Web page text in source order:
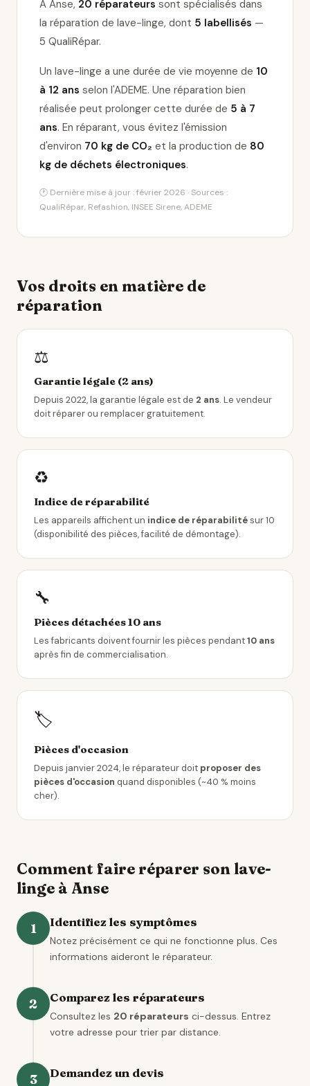
À Anse, 20 réparateurs sont spécialisés dans
la réparation de lave-linge, dont 5 labellisés —
5 QualiRépar.
Un lave-linge a une durée de vie moyenne de 10
à 12 ans selon l'ADEME. Une réparation bien
réalisée peut prolonger cette durée de 5 à 7
ans. En réparant, vous évitez l'émission
d'environ 70 kg de CO₂ et la production de 80
kg de déchets électroniques.
🕐 Dernière mise à jour : février 2026 · Sources :
QualiRépar, Refashion, INSEE Sirene, ADEME
Vos droits en matière de
réparation
⚖️
Garantie légale (2 ans)
Depuis 2022, la garantie légale est de 2 ans. Le vendeur
doit réparer ou remplacer gratuitement.
♻️
Indice de réparabilité
Les appareils affichent un indice de réparabilitésur 10
(disponibilité des pièces, facilité de démontage).
🔧
Pièces détachées 10 ans
Les fabricants doivent fournir les pièces pendant10 ans
après fin de commercialisation.
🏷️
Pièces d'occasion
Depuis janvier 2024, le réparateur doit proposer des
pièces d'occasion quand disponibles (~40 % moins
cher).
Comment faire réparer son lave-
linge à Anse
1 Identifiez les symptômes
Notez précisément ce qui ne fonctionne plus. Ces
informations aideront le réparateur.
2 Comparez les réparateurs
Consultez les 20 réparateurs ci-dessus. Entrez
votre adresse pour trier par distance.
3 Demandez un devis